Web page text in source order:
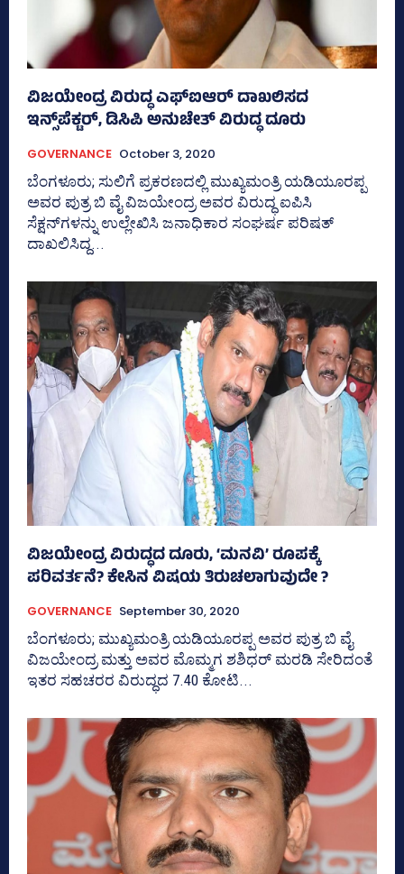
ವಿಜಯೇಂದ್ರ ವಿರುದ್ಧ ಎಫ್‌ಐಆರ್‌ ದಾಖಲಿಸದ
ಇನ್ಸ್‌ಪೆಕ್ಟರ್‌, ಡಿಸಿಪಿ ಅನುಚೇತ್‌ ವಿರುದ್ಧ ದೂರು
GOVERNANCE October 3, 2020
ಬೆಂಗಳೂರು; ಸುಲಿಗೆ ಪ್ರಕರಣದಲ್ಲಿ ಮುಖ್ಯಮಂತ್ರಿ ಯಡಿಯೂರಪ್ಪ
ಅವರ ಪುತ್ರ ಬಿ ವೈ ವಿಜಯೇಂದ್ರ ಅವರ ವಿರುದ್ಧ ಐಪಿಸಿ
ಸೆಕ್ಷನ್‌ಗಳನ್ನು ಉಲ್ಲೇಖಿಸಿ ಜನಾಧಿಕಾರ ಸಂಘರ್ಷ ಪರಿಷತ್‌
ದಾಖಲಿಸಿದ್ದ...
ವಿಜಯೇಂದ್ರ ವಿರುದ್ಧದ ದೂರು, ‘ಮನವಿ’ ರೂಪಕ್ಕೆ
ಪರಿವರ್ತನೆ? ಕೇಸಿನ ವಿಷಯ ತಿರುಚಲಾಗುವುದೇ ?
GOVERNANCE September 30, 2020
ಬೆಂಗಳೂರು; ಮುಖ್ಯಮಂತ್ರಿ ಯಡಿಯೂರಪ್ಪ ಅವರ ಪುತ್ರ ಬಿ ವೈ
ವಿಜಯೇಂದ್ರ ಮತ್ತು ಅವರ ಮೊಮ್ಮಗ ಶಶಿಧರ್‌ ಮರಡಿ ಸೇರಿದಂತೆ
ಇತರ ಸಹಚರರ ವಿರುದ್ಧದ 7.40 ಕೋಟಿ...